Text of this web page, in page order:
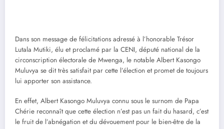
Dans son message de félicitations adressé à l’honorable Trésor
Lutala Mutiki, élu et proclamé par la CENI, député national de la
circonscription électorale de Mwenga, le notable Albert Kasongo
Muluvya se dit très satisfait par cette l’élection et promet de toujours
lui apporter son assistance.
En effet, Albert Kasongo Muluvya connu sous le surnom de Papa
Chérie reconnaît que cette élection n’est pas un fait du hasard, c’est
le fruit de l’abnégation et du dévouement pour le bien-être de la